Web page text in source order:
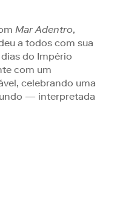
Mar Adentro,
a todos com sua
do Império
com um
celebrando uma
— interpretada